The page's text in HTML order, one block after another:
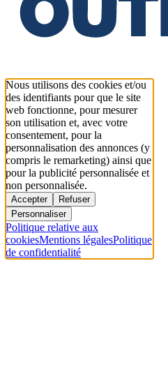
Nous utilisons des cookies et/ou
des identifiants pour que le site
web fonctionne, pour mesurer
son utilisation et, avec votre
consentement, pour la
personnalisation des annonces (y
compris le remarketing) ainsi que
pour la publicité personnalisée et
non personnalisée.
Accepter
Refuser
Personnaliser
Politique relative aux
cookiesMentions légalesPolitique
de confidentialité